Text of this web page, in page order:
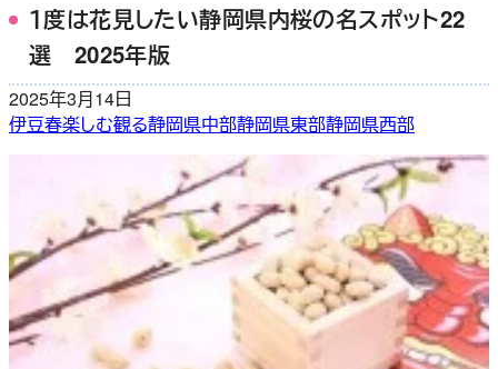
１度は花見したい静岡県内桜の名スポット22
選 2025年版
2025年3月14日
伊豆春楽しむ観る静岡県中部静岡県東部静岡県西部